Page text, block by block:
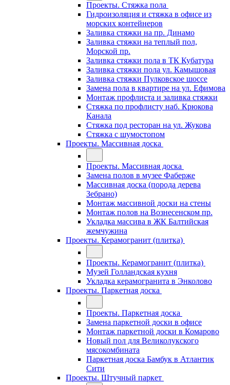
Проекты. Стяжка пола
Гидроизоляция и стяжка в офисе из
морских контейнеров
Заливка стяжки на пр. Динамо
Заливка стяжки на теплый пол,
Морской пр.
Заливка стяжки пола в ТК Кубатура
Заливка стяжки пола ул. Камышовая
Заливка стяжки Пулковское шоссе
Замена пола в квартире на ул. Ефимова
Монтаж профлиста и заливка стяжки
Стяжка по профлисту наб. Крюкова
Канала
Стяжка под ресторан на ул. Жукова
Стяжка с шумостопом
Проекты. Массивная доска
Проекты. Массивная доска
Замена полов в музее Фаберже
Массивная доска (порода дерева
Зебрано)
Монтаж массивной доски на стены
Монтаж полов на Вознесенском пр.
Укладка массива в ЖК Балтийская
жемчужина
Проекты. Керамогранит (плитка)
Проекты. Керамогранит (плитка)
Музей Голландская кухня
Укладка керамогранита в Энколово
Проекты. Паркетная доска
Проекты. Паркетная доска
Замена паркетной доски в офисе
Монтаж паркетной доски в Комарово
Новый пол для Великолукского
мясокомбината
Паркетная доска Бамбук в Атлантик
Сити
Проекты. Штучный паркет